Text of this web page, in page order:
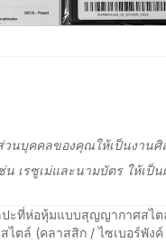
วนบุคคลของคุณให้เป็นงาน
เรซูเม่และนามบัตร ให้เป็
ะที่ห่อหุ้มแบบสุญญากาศสไต
ตล์ (คลาสสิก / ไซเบอร์พัง